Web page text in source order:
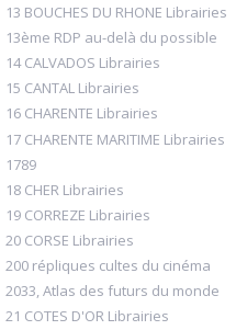
13 BOUCHES DU RHONE Librairies
13ème RDP au-delà du possible
14 CALVADOS Librairies
15 CANTAL Librairies
16 CHARENTE Librairies
17 CHARENTE MARITIME Librairies
1789
18 CHER Librairies
19 CORREZE Librairies
20 CORSE Librairies
200 répliques cultes du cinéma
2033, Atlas des futurs du monde
21 COTES D'OR Librairies